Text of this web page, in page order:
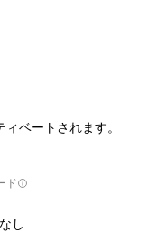
ベートされます。
ド
し